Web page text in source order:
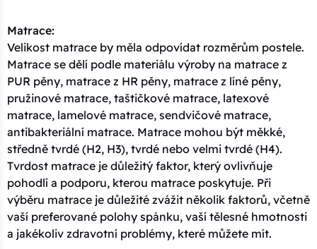
Matrace:
Velikost matrace by měla odpovídat rozměrům postele.
Matrace se dělí podle materiálu výroby na matrace z
PUR pěny, matrace z HR pěny, matrace z líné pěny,
pružinové matrace, taštičkové matrace, latexové
matrace, lamelové matrace, sendvičové matrace,
antibakteriální matrace. Matrace mohou být měkké,
středně tvrdé (H2, H3), tvrdé nebo velmi tvrdé (H4).
Tvrdost matrace je důležitý faktor, který ovlivňuje
pohodlí a podporu, kterou matrace poskytuje. Při
výběru matrace je důležité zvážit několik faktorů, včetně
vaší preferované polohy spánku, vaší tělesné hmotnosti
a jakékoliv zdravotní problémy, které můžete mít.